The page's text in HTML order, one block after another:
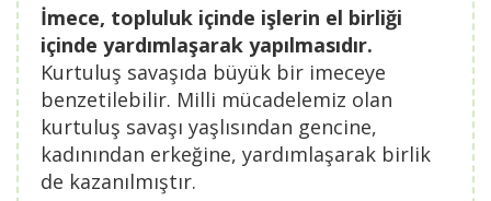
İmece, topluluk içinde işlerin el birliği
içinde yardımlaşarak yapılmasıdır.
Kurtuluş savaşıda büyük bir imeceye
benzetilebilir. Milli mücadelemiz olan
kurtuluş savaşı yaşlısından gencine,
kadınından erkeğine, yardımlaşarak birlik
de kazanılmıştır.